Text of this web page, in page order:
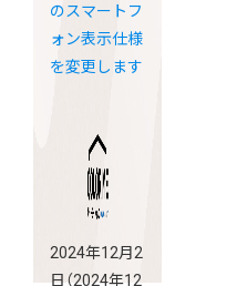
のスマートフ
ォン表示仕様
を変更します
2024年12月2
日（2024年12